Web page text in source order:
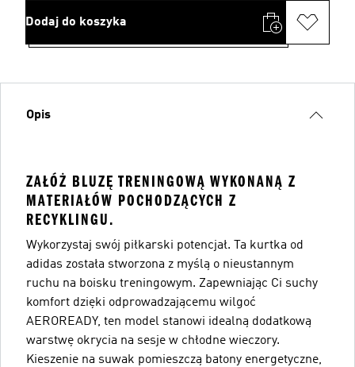
Dodaj do koszyka
Opis
ZAŁÓŻ BLUZĘ TRENINGOWĄ WYKONANĄ Z
MATERIAŁÓW POCHODZĄCYCH Z
RECYKLINGU.
Wykorzystaj swój piłkarski potencjał. Ta kurtka od
adidas została stworzona z myślą o nieustannym
ruchu na boisku treningowym. Zapewniając Ci suchy
komfort dzięki odprowadzającemu wilgoć
AEROREADY, ten model stanowi idealną dodatkową
warstwę okrycia na sesje w chłodne wieczory.
Kieszenie na suwak pomieszczą batony energetyczne,